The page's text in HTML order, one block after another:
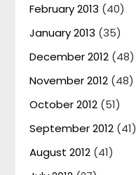
February 2013 (40)
January 2013 (35)
December 2012 (48)
November 2012 (48)
October 2012 (51)
September 2012 (41)
August 2012 (41)